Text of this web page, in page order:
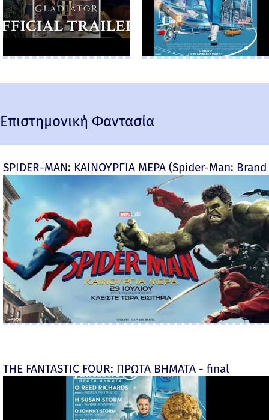
Επιστημονική Φαντασία
SPIDER-MAN: ΚΑΙΝΟΥΡΓΙΑ ΜΕΡΑ (Spider-Man:
THE FANTASTIC FOUR: ΠΡΩΤΑ ΒΗΜΑΤΑ - final